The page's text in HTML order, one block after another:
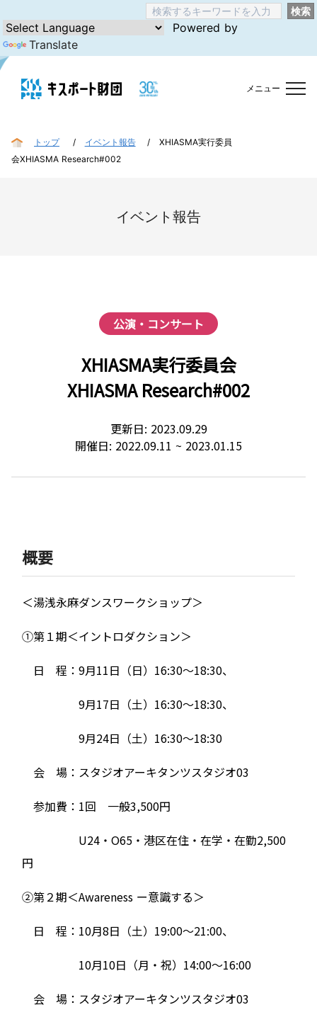
検索
Powered by
Translate
メニュー
トップ イベント報告
XHIASMA実行委員
会XHIASMA Research#002
イベント報告
公演・コンサート
XHIASMA実行委員会
XHIASMA Research#002
更新日: 2023.09.29
開催日: 2022.09.11 ~ 2023.01.15
概要
＜湯浅永⿇ダンスワークショップ＞
①第１期＜イントロダクション＞
日 程：9⽉11⽇（⽇）16:30〜18:30、
9⽉17⽇（⼟）16:30〜18:30、
9⽉24⽇（⼟）16:30〜18:30
会 場：スタジオアーキタンツスタジオ03
参加費：1回 ⼀般3,500円
U24・O65・港区在住・在学・在勤2,500
円
②第２期＜Awareness ー意識する＞
日 程：10⽉8⽇（⼟）19:00〜21:00、
10⽉10⽇（⽉・祝）14:00〜16:00
会 場：スタジオアーキタンツスタジオ03